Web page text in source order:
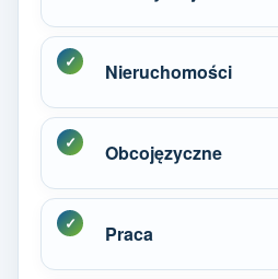
Nieruchomości
Obcojęzyczne
Praca